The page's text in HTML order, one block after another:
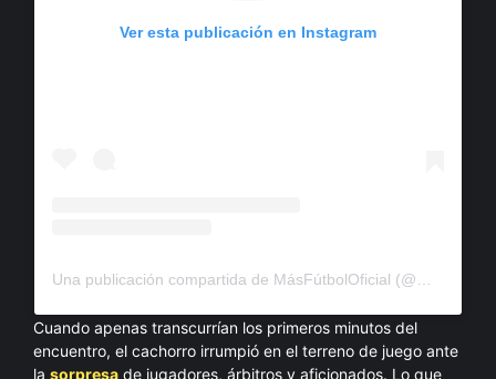
Ver esta publicación en Instagram
Una publicación compartida de MásFútbolOficial (@masfutboltudosisdiaria)
Cuando apenas transcurrían los primeros minutos del
encuentro, el cachorro irrumpió en el terreno de juego ante
la sorpresa de jugadores, árbitros y aficionados. Lo que